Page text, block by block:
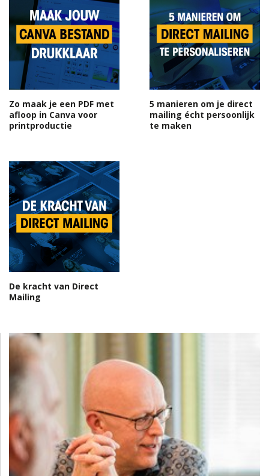
Zo maak je een PDF met
afloop in Canva voor
printproductie
5 manieren om je direct
mailing écht persoonlijk
te maken
De kracht van Direct
Mailing